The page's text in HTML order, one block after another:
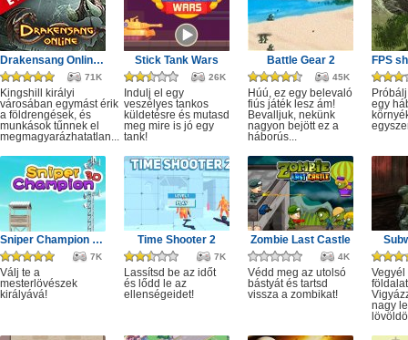
Drakensang Online - Kingshill férges csatornái
71K
Kingshill királyi
városában egymást érik
a földrengések, és
munkások tűnnek el
megmagyarázhatatlan...
Stick Tank Wars
26K
Indulj el egy
veszélyes tankos
küldetésre és mutasd
meg mire is jó egy
tank!
Battle Gear 2
45K
Húú, ez egy belevaló
fiús játék lesz ám!
Bevalljuk, nekünk
nagyon bejött ez a
háborús...
egy
Sniper Champion 3D
7K
Válj te a
mesterlövészek
királyává!
Time Shooter 2
7K
Lassítsd be az időt
és lődd le az
ellenségeidet!
Zombie Last Castle
4K
Védd meg az utolsó
bástyát és tartsd
vissza a zombikat!
Vegyél
nagy